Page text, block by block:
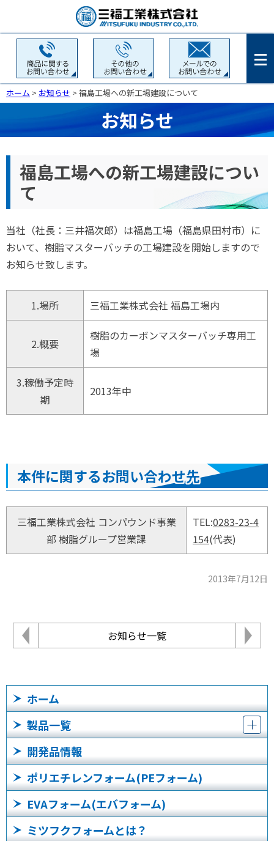
ホーム > お知らせ > 福島工場への新工場建設について
お知らせ
福島工場への新工場建設につい
て
当社（社長：三井福次郎）は福島工場（福島県田村市）に
おいて、樹脂マスターバッチの工場建設を開始しますので
お知らせ致します。
1.場所 三福工業株式会社 福島工場内
2.概要
樹脂のカーボンマスターバッチ専用工
場
3.稼働予定時
期
2013年中
本件に関するお問い合わせ先
三福工業株式会社 コンパウンド事業
部 樹脂グループ営業課
TEL:0283-23-4
154(代表)
2013年7月12日
お知らせ一覧
ホーム
製品一覧
開発品情報
ポリエチレンフォーム(PEフォーム)
EVAフォーム(エバフォーム)
ミツフクフォームとは？